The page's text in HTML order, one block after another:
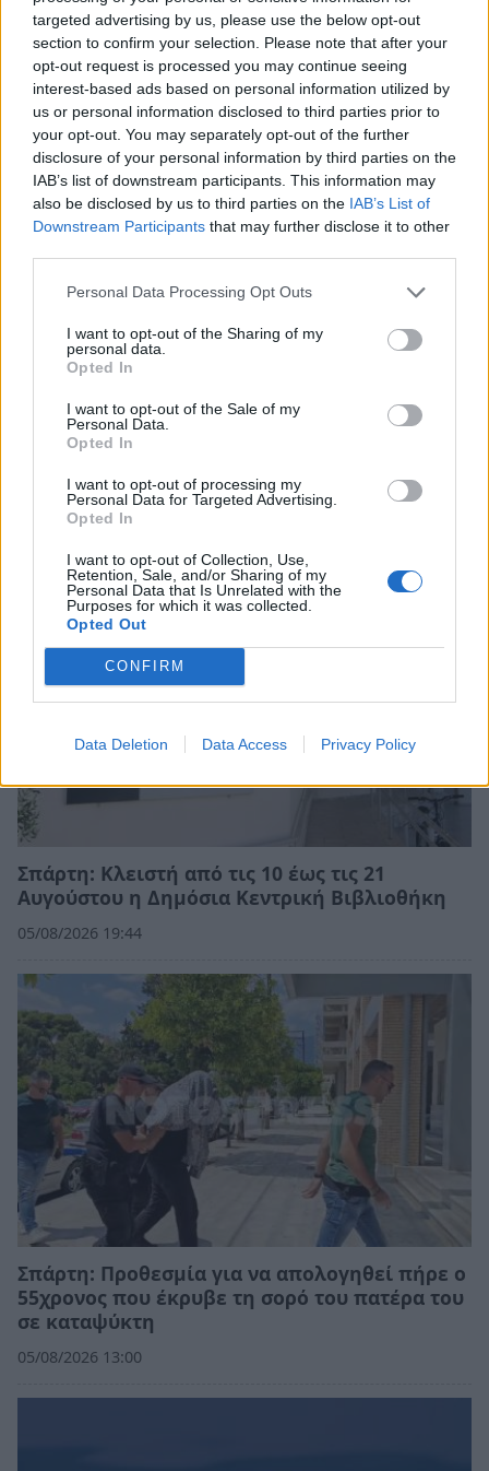
targeted advertising by us, please use the below opt-out
section to confirm your selection. Please note that after your
opt-out request is processed you may continue seeing
interest-based ads based on personal information utilized by
us or personal information disclosed to third parties prior to
your opt-out. You may separately opt-out of the further
disclosure of your personal information by third parties on the
IAB’s list of downstream participants. This information may
also be disclosed by us to third parties on the IAB’s List of
Downstream Participants that may further disclose it to other
Personal Data Processing Opt Outs
I want to opt-out of the Sharing of my
personal data.
Opted In
I want to opt-out of the Sale of my
Personal Data.
Opted In
I want to opt-out of processing my
Personal Data for Targeted Advertising.
Opted In
I want to opt-out of Collection, Use,
Retention, Sale, and/or Sharing of my
Personal Data that Is Unrelated with the
Purposes for which it was collected.
Opted Out
CONFIRM
Data Deletion Data Access Privacy Policy
Σχετικά Άρθρα
Σπάρτη: Έρχεται το πρώτο Φεστιβάλ
Μουσικών του Δρόμου στον Βασαρά
05/08/2026 19:58
Σπάρτη: Κλειστή από τις 10 έως τις 21
Αυγούστου η Δημόσια Κεντρική Βιβλιοθήκη
05/08/2026 19:44
Σπάρτη: Προθεσμία για να απολογηθεί πήρε ο
55χρονος που έκρυβε τη σορό του πατέρα του
σε καταψύκτη
05/08/2026 13:00